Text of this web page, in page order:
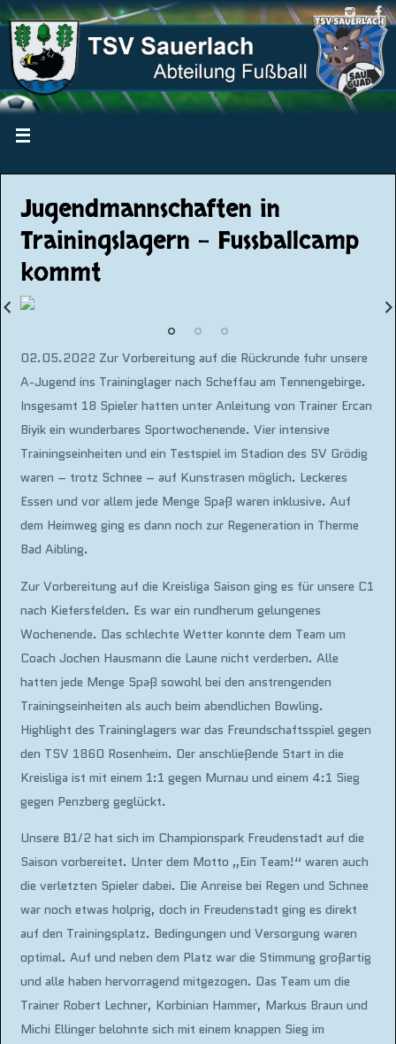
Jugendmannschaften in
Trainingslagern – Fussballcamp
kommt
02.05.2022 Zur Vorbereitung auf die Rückrunde fuhr unsere
A-Jugend ins Traininglager nach Scheffau am Tennengebirge.
Insgesamt 18 Spieler hatten unter Anleitung von Trainer Ercan
Biyik ein wunderbares Sportwochenende. Vier intensive
Trainingseinheiten und ein Testspiel im Stadion des SV Grödig
waren – trotz Schnee – auf Kunstrasen möglich. Leckeres
Essen und vor allem jede Menge Spaß waren inklusive. Auf
dem Heimweg ging es dann noch zur Regeneration in Therme
Bad Aibling.
Zur Vorbereitung auf die Kreisliga Saison ging es für unsere C1
nach Kiefersfelden. Es war ein rundherum gelungenes
Wochenende. Das schlechte Wetter konnte dem Team um
Coach Jochen Hausmann die Laune nicht verderben. Alle
hatten jede Menge Spaß sowohl bei den anstrengenden
Trainingseinheiten als auch beim abendlichen Bowling.
Highlight des Traininglagers war das Freundschaftsspiel gegen
den TSV 1860 Rosenheim. Der anschließende Start in die
Kreisliga ist mit einem 1:1 gegen Murnau und einem 4:1 Sieg
gegen Penzberg geglückt.
Unsere B1/2 hat sich im Championspark Freudenstadt auf die
Saison vorbereitet. Unter dem Motto „Ein Team!“ waren auch
die verletzten Spieler dabei. Die Anreise bei Regen und Schnee
war noch etwas holprig, doch in Freudenstadt ging es direkt
auf den Trainingsplatz. Bedingungen und Versorgung waren
optimal. Auf und neben dem Platz war die Stimmung großartig
und alle haben hervorragend mitgezogen. Das Team um die
Trainer Robert Lechner, Korbinian Hammer, Markus Braun und
Michi Ellinger belohnte sich mit einem knappen Sieg im